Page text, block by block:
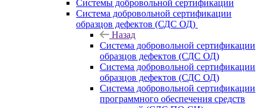
Системы добровольной сертификации
Система добровольной сертификации
образцов дефектов (СДС ОД)
Назад
Система добровольной сертификации
образцов дефектов (СДС ОД)
Система добровольной сертификации
образцов дефектов (СДС ОД)
Система добровольной сертификации
программного обеспечения средств